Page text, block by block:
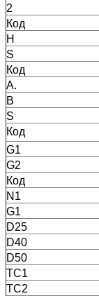
2
Код
H
S
Код
А.
В
S
Код
G1
G2
Код
N1
G1
D25
D40
D50
TC1
TC2